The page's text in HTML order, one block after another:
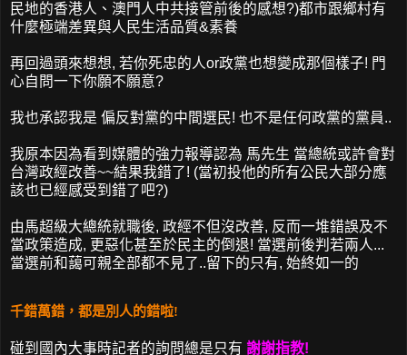
民地的香港人、澳門人中共接管前後的感想?)都市跟鄉村有
什麼極端差異與人民生活品質&素養
再回過頭來想想, 若你死忠的人or政黨也想變成那個樣子! 門
心自問一下你願不願意?
我也承認我是 偏反對黨的中間選民! 也不是任何政黨的黨員..
我原本因為看到媒體的強力報導認為 馬先生 當總統或許會對
台灣政經改善~~結果我錯了! (當初投他的所有公民大部分應
該也已經感受到錯了吧?)
由馬超級大總統就職後, 政經不但沒改善, 反而一堆錯誤及不
當政策造成, 更惡化甚至於民主的倒退! 當選前後判若兩人...
當選前和藹可親全部都不見了..留下的只有, 始終如一的
千錯萬錯，都是別人的錯啦!
碰到國內大事時記者的詢問總是只有 謝謝指教!